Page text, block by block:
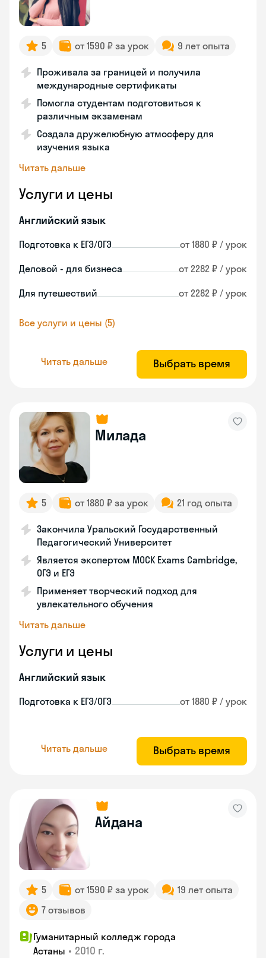
5 от 1590 ₽ за урок 9 лет опыта
Проживала за границей и получила
международные сертификаты
Помогла студентам подготовиться к
различным экзаменам
Создала дружелюбную атмосферу для
изучения языка
Читать дальше
Услуги и цены
Английский язык
Подготовка к ЕГЭ/ОГЭ от 1880 ₽ / урок
Деловой - для бизнеса от 2282 ₽ / урок
Для путешествий от 2282 ₽ / урок
Все услуги и цены (5)
Читать дальше Выбрать время
Милада
5 от 1880 ₽ за урок 21 год опыта
Закончила Уральский Государственный
Педагогический Университет
Является экспертом MOCK Exams Cambridge,
ОГЭ и ЕГЭ
Применяет творческий подход для
увлекательного обучения
Читать дальше
Услуги и цены
Английский язык
Подготовка к ЕГЭ/ОГЭ от 1880 ₽ / урок
Читать дальше Выбрать время
Айдана
5 от 1590 ₽ за урок
19 лет опыта
7 отзывов
Гуманитарный колледж города
Астаны • 2010 г.